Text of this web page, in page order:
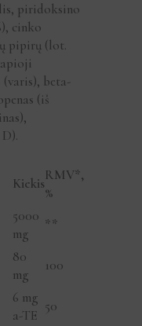
piridoksino
cinko
pipirų (lot.
beta-
(iš
Kiekis
RMV*,
%
5000
mg
**
80
mg
100
6 mg
a-TE
50